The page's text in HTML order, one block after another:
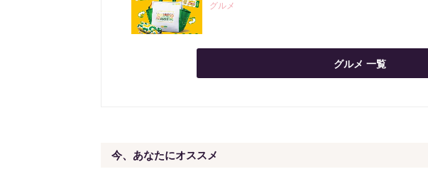
グルメ
グルメ 一覧
今、あなたにオススメ